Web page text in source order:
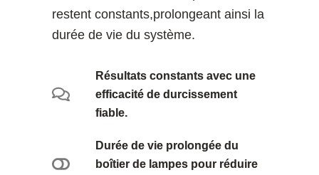
restent constants,prolongeant ainsi la
durée de vie du système.
Résultats constants avec une
efficacité de durcissement
fiable.
Durée de vie prolongée du
boîtier de lampes pour réduire